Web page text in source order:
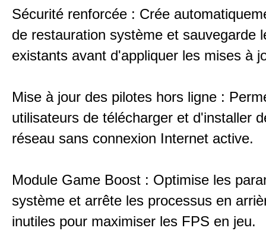
Sécurité renforcée : Crée
de restauration système et sauvegarde
existants avant d'appliquer les mises à
Mise à jour des pilotes hors ligne :
utilisateurs de télécharger et d'installer
réseau sans connexion Internet active.
Module Game Boost : Optimise les
système et arrête les processus en
inutiles pour maximiser les FPS en jeu.